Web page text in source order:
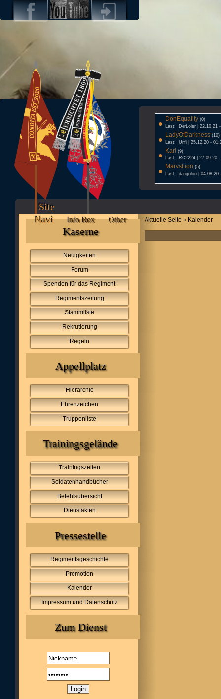
• DonEquality (0)
Last: DerLoler | 22.10.21
• LadyOfDarkness (10)
Last: Unfi | 25.12.20 -
• Karl (9)
Last: RC2224 | 27.09.20 -
• Marvshion (5)
Last: dangolon | 04.08.20
Site
Navi
Info Box Other
Kaserne
Neuigkeiten
Forum
Spenden für das Regiment
Regimentszeitung
Stammliste
Rekrutierung
Regeln
Appellplatz
Hierarchie
Ehrenzeichen
Truppenliste
Trainingsgelände
Trainingszeiten
Soldatenhandbücher
Befehlsübersicht
Dienstakten
Pressestelle
Regimentsgeschichte
Promotion
Kalender
Impressum und Datenschutz
Zum Dienst
Aktuelle Seite » Kalender